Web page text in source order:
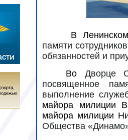
В
памяти
обязанностей и
Во Дворце
посвященное
выполнение
майора милиции
майора милиции
Общества